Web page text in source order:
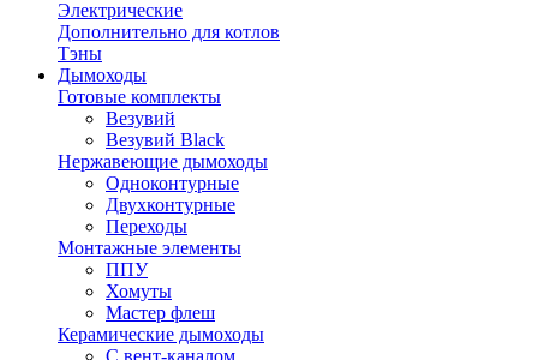
Электрические
Дополнительно для котлов
Тэны
Дымоходы
Готовые комплекты
Везувий
Везувий Black
Нержавеющие дымоходы
Одноконтурные
Двухконтурные
Переходы
Монтажные элементы
ППУ
Хомуты
Мастер флеш
Керамические дымоходы
С вент-каналом